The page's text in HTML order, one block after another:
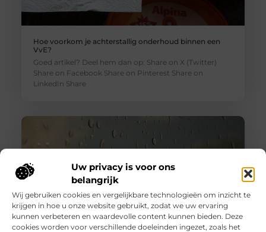
Uw privacy is voor ons
belangrijk
Wij gebruiken cookies en vergelijkbare technologieën om inzicht te
krijgen in hoe u onze website gebruikt, zodat we uw ervaring
kunnen verbeteren en waardevolle content kunnen bieden. Deze
cookies worden voor verschillende doeleinden ingezet, zoals het
Hoe voorkom je achterstallig onderhoud binnen een
VvE?
Goed artikel? Deel hem dan op: Share on X (Twitter)
Share on Facebook Share on Pinterest Share on
LinkedIn Share